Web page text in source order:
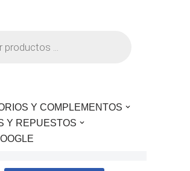
Y COMPLEMENTOS
Y REPUESTOS